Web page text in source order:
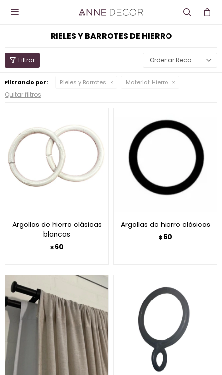

RIELES Y BARROTES DE HIERRO
Recomendados
Filtrando por: Rieles y Barrotes Material: Hierro
Quitar filtros
Argollas de hierro clásicas
blancas
$ 60
Argollas de hierro clásicas
$ 60